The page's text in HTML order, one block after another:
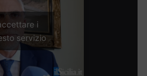
i
servizio